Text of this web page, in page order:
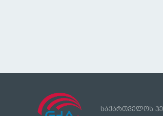
საქართველოს